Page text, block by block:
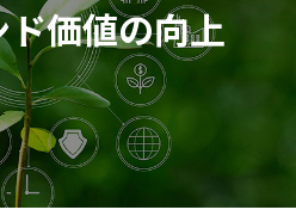
価値の向上